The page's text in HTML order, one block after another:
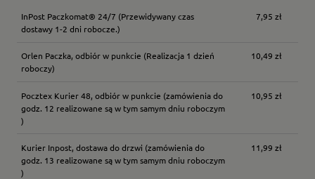
InPost Paczkomat® 24/7 (Przewidywany czas
dostawy 1-2 dni robocze.)
7,95 zł
Orlen Paczka, odbiór w punkcie (Realizacja 1 dzień
roboczy)
10,49 zł
Pocztex Kurier 48, odbiór w punkcie (zamówienia do
godz. 12 realizowane są w tym samym dniu roboczym
)
10,95 zł
Kurier Inpost, dostawa do drzwi (zamówienia do
godz. 13 realizowane są w tym samym dniu roboczym
)
11,99 zł